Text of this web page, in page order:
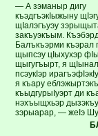
— А зэманыр дигу
къэдгъэкIыжыну
щIалэгъуэу
закъуэкъым.
Балъкъэрми къэрал
щыпсэу цIыхухэр
щыгугъырт, я
псэукIэр
я къару
къыдгурыIуэрт ди
нэхъыщхьэр
зэрыарар, — жеIэ